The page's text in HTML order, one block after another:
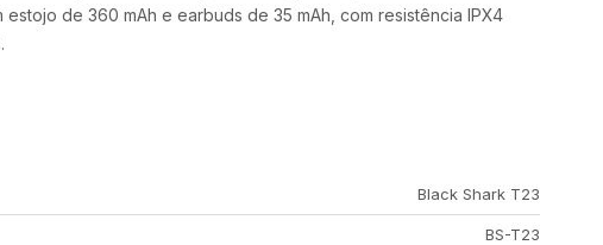
de 360 mAh e earbuds de 35 mAh, com resistência IPX4
Black Shark T23
BS-T23